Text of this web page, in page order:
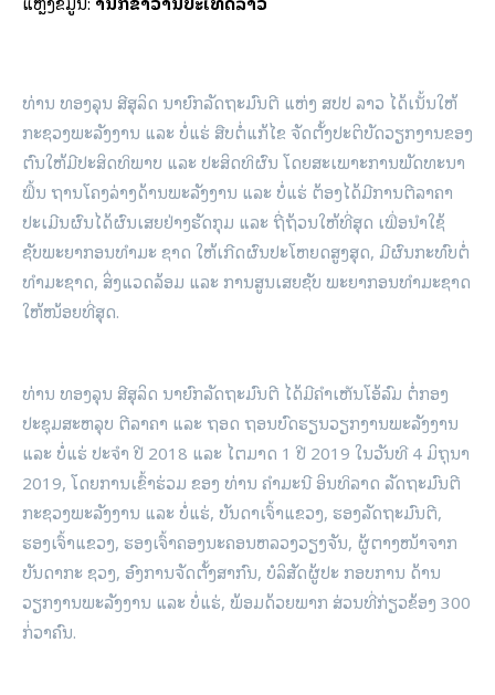
ທ່ານ ທອງລຸນ ສີສຸລິດ ນາຍົກລັດຖະມົນຕີ ແຫ່ງ ສປປ ລາວ ໄດ້ເນັ້ນໃຫ້
ກະຊວງພະລັງງານ ແລະ ບໍ່ແຮ່ ສືບຕໍ່ແກ້ໄຂ ຈັດຕັ້ງປະຕິບັດວຽກງານຂອງ
ຕົນໃຫ້ມີປະສິດທິພາບ ແລະ ປະສິດທິຜົນ ໂດຍສະເພາະການພັດທະນາ
ພື້ນ ຖານໂຄງລ່າງດ້ານພະລັງງານ ແລະ ບໍ່ແຮ່ ຕ້ອງໄດ້ມີການຕີລາຄາ
ປະເມີນຜົນໄດ້ຜົນເສຍຢ່າງຮັດກຸມ ແລະ ຖີ່ຖ້ວນໃຫ້ທີ່ສຸດ ເພື່ອນຳໃຊ້
ຊັບພະຍາກອນທຳມະ ຊາດ ໃຫ້ເກີດຜົນປະໂຫຍດສູງສຸດ, ມີຜົນກະທົບຕໍ່
ທຳມະຊາດ, ສິ່ງແວດລ້ອມ ແລະ ການສູນເສຍຊັບ ພະຍາກອນທຳມະຊາດ
ໃຫ້ໜ້ອຍທີ່ສຸດ.
ທ່ານ ທອງລຸນ ສີສຸລິດ ນາຍົກລັດຖະມົນຕີ ໄດ້ມີຄຳເຫັນໂອ້ລົມ ຕໍ່ກອງ
ປະຊຸມສະຫລຸບ ຕີລາຄາ ແລະ ຖອດ ຖອນບົດຮຽນວຽກງານພະລັງງານ
ແລະ ບໍ່ແຮ່ ປະຈຳ ປີ 2018 ແລະ ໄຕມາດ 1 ປີ 2019 ໃນວັນທີ 4 ມິຖຸນາ
2019, ໂດຍການເຂົ້າຮ່ວມ ຂອງ ທ່ານ ຄຳມະນີ ອິນທິລາດ ລັດຖະມົນຕີ
ກະຊວງພະລັງງານ ແລະ ບໍ່ແຮ່, ບັນດາເຈົ້າແຂວງ, ຮອງລັດຖະມົນຕີ,
ຮອງເຈົ້າແຂວງ, ຮອງເຈົ້າຄອງນະຄອນຫລວງວຽງຈັນ, ຜູ້ຕາງໜ້າຈາກ
ບັນດາກະ ຊວງ, ອົງການຈັດຕັ້ງສາກົນ, ບໍລິສັດຜູ້ປະ ກອບການ ດ້ານ
ວຽກງານພະລັງງານ ແລະ ບໍ່ແຮ່, ພ້ອມດ້ວຍພາກ ສ່ວນທີ່ກ່ຽວຂ້ອງ 300
ກ່່ວາຄົນ.